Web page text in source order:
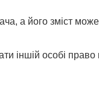
а його зміст
іншій особі